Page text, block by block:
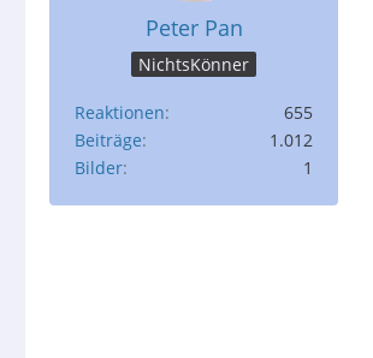
Peter Pan
NichtsKönner
Reaktionen
655
Beiträge
1.012
Bilder
1